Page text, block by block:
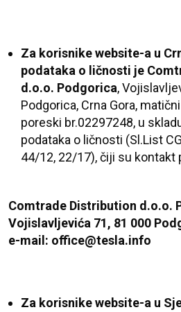
Za korisnike website-a u
podataka o ličnosti je
d.o.o. Podgorica,
Podgorica, Crna Gora,
poreski br.02297248, u
podataka o ličnosti (Sl.List
44/12, 22/17), čiji su kontakt
Comtrade Distribution d.o.o.
Vojislavljevića 71, 81 000
e-mail: office@tesla.info
Za korisnike website-a u